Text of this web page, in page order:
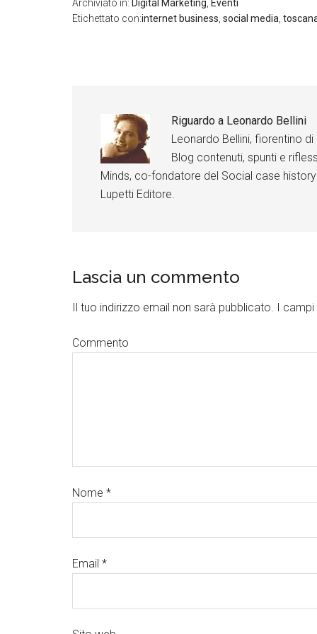
b
o
Li
n
a
c
e
b
o
o
k
Li
n
a
c
e
b
o
o
k
Li
n
a
c
e
b
o
o
k
i
a
c
e
o
o
k
Archiviato in: Digital Marketing, Eventi
Etichettato con:internet business, social media,
Riguardo a Leonardo Bellini
Leonardo Bellini, fiorentino
Blog contenuti, spunti e
Minds, co-fondatore del Social case
Lupetti Editore.
Lascia un commento
Il tuo indirizzo email non sarà pubblicato. I
Commento
Nome *
Email *